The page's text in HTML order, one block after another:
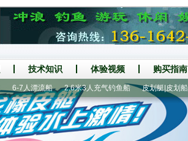
技术知识 体验视频 购买指南
6-7人漂流船 2.6米3人充气钓鱼船 皮划艇|皮划船